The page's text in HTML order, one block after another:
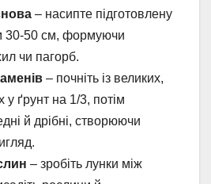
– насипте підготовлену
30-50 см, формуючи
чи пагорб.
– почніть із великих,
у ґрунт на 1/3, потім
й дрібні, створюючи
– зробіть лунки між